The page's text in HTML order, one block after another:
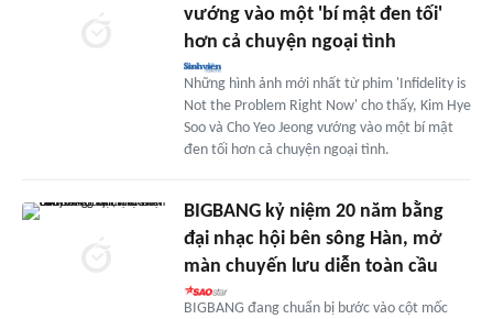
vướng vào một 'bí mật đen tối'
hơn cả chuyện ngoại tình
Những hình ảnh mới nhất từ phim 'Infidelity is
Not the Problem Right Now' cho thấy, Kim Hye
Soo và Cho Yeo Jeong vướng vào một bí mật
đen tối hơn cả chuyện ngoại tình.
BIGBANG kỷ niệm 20 năm bằng
đại nhạc hội bên sông Hàn, mở
màn chuyến lưu diễn toàn cầu
BIGBANG đang chuẩn bị bước vào cột mốc